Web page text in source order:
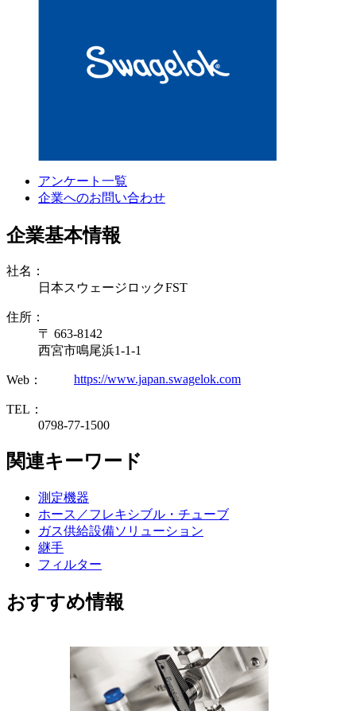
アンケート一覧
企業へのお問い合わせ
企業基本情報
社名：
日本スウェージロックFST
住所：
〒 663-8142
西宮市鳴尾浜1-1-1
Web： https://www.japan.swagelok.com
TEL：
0798-77-1500
関連キーワード
測定機器
ホース／フレキシブル・チューブ
ガス供給設備ソリューション
継手
フィルター
おすすめ情報